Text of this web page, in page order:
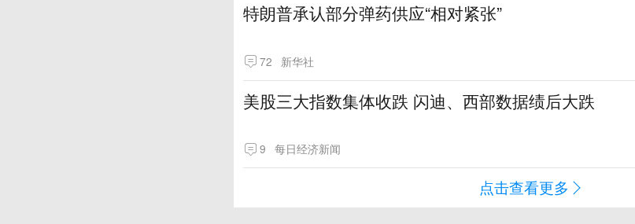
特朗普承认部分弹药供应“相对紧张”
72 新华社
美股三大指数集体收跌 闪迪、西部数据绩后大跌
9 每日经济新闻
点击查看更多